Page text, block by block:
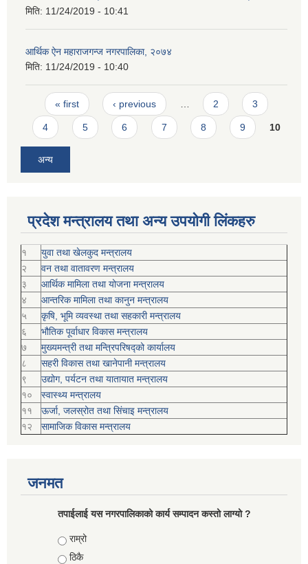
मिति: 11/24/2019 - 10:41
आर्थिक ऐन महाराजगन्ज नगरपालिका, २०७४
मिति: 11/24/2019 - 10:40
Pages
« first ‹ previous … 2 3
4 5 6 7 8 9 10
अन्य
प्रदेश मन्त्रालय तथा अन्य उपयोगी लिंकहरु
१
युवा तथा खेलकुद मन्त्रालय
२
वन तथा वातावरण मन्त्रालय
३
आर्थिक मामिला तथा योजना मन्त्रालय
४
आन्तरिक मामिला तथा कानुन मन्त्रालय
५
कृषि, भूमि व्यवस्था तथा सहकारी मन्त्रालय
६
भौतिक पूर्वाधार विकास मन्त्रालय
७
मुख्यमन्त्री तथा मन्त्रिपरिषद्को कार्यालय
८
सहरी विकास तथा खानेपानी मन्त्रालय
९
उद्योग, पर्यटन तथा यातायात मन्त्रालय
१०
स्वास्थ्य मन्त्रालय
११
ऊर्जा, जलस्रोत तथा सिंचाइ मन्त्रालय
१२
सामाजिक विकास मन्‍‍त्रालय
जनमत
तपाईलाई यस नगरपालिकाको कार्य सम्पादन कस्तो लाग्यो ?
Choices
राम्रो
ठिकै